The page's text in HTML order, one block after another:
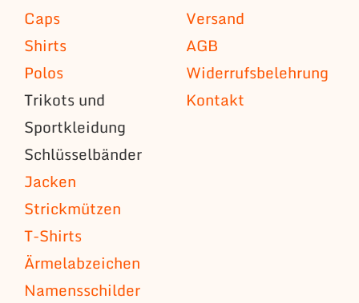
Caps
Shirts
Polos
Trikots und
Sportkleidung
Schlüsselbänder
Jacken
Strickmützen
T-Shirts
Ärmelabzeichen
Namensschilder
Versand
AGB
Widerrufsbelehrung
Kontakt